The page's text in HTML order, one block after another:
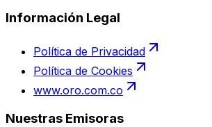
Información Legal
Política de Privacidad
Política de Cookies
www.oro.com.co
Nuestras Emisoras